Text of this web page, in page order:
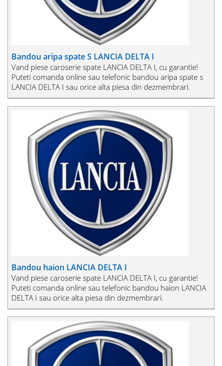
Bandou aripa spate S LANCIA DELTA I
Vand piese caroserie spate LANCIA DELTA I, cu garantie!
Puteti comanda online sau telefonic bandou aripa spate s
LANCIA DELTA I sau orice alta piesa din dezmembrari.
Bandou haion LANCIA DELTA I
Vand piese caroserie spate LANCIA DELTA I, cu garantie!
Puteti comanda online sau telefonic bandou haion LANCIA
DELTA I sau orice alta piesa din dezmembrari.